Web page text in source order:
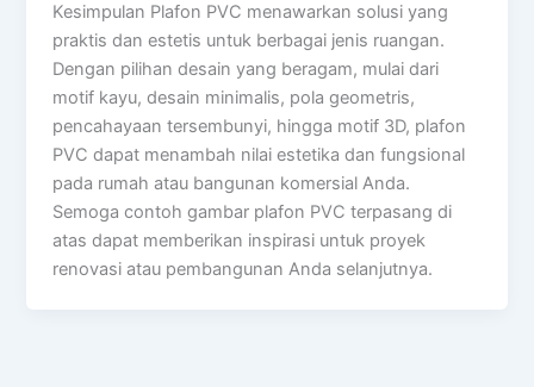
Kesimpulan Plafon PVC menawarkan solusi yang
praktis dan estetis untuk berbagai jenis ruangan.
Dengan pilihan desain yang beragam, mulai dari
motif kayu, desain minimalis, pola geometris,
pencahayaan tersembunyi, hingga motif 3D, plafon
PVC dapat menambah nilai estetika dan fungsional
pada rumah atau bangunan komersial Anda.
Semoga contoh gambar plafon PVC terpasang di
atas dapat memberikan inspirasi untuk proyek
renovasi atau pembangunan Anda selanjutnya.